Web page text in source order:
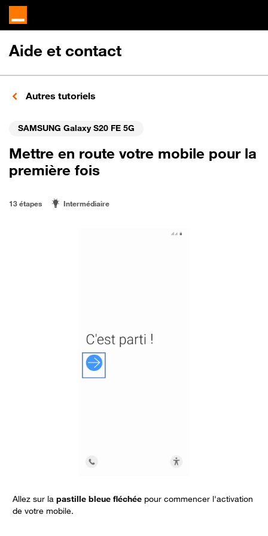
Aide et contact
Autres tutoriels
SAMSUNG Galaxy S20 FE 5G
Mettre en route votre mobile pour la
première fois
13 étapes Intermédiaire
Allez sur la pastille bleue fléchée pour commencer l'activation
de votre mobile.